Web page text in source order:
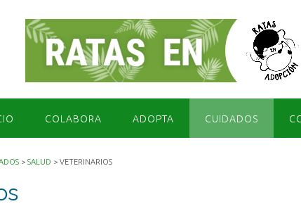
COLABORA ADOPTA CUIDADOS
> SALUD > VETERINARIOS